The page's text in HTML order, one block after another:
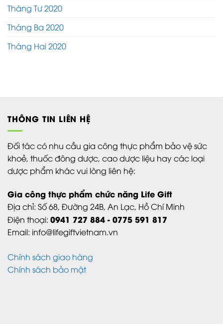
Tháng Tư 2020
Tháng Ba 2020
Tháng Hai 2020
THÔNG TIN LIÊN HỆ
Đối tác có nhu cầu gia công thực phẩm bảo vệ sức
khoẻ, thuốc đông dược, cao dược liệu hay các loại
dược phẩm khác vui lòng liên hệ:
Gia công thực phẩm chức năng Life Gift
Địa chỉ: Số 68, Đường 24B, An Lạc, Hồ Chí Minh
Điện thoại: 0941 727 884 - 0775 591 817
Email: info@lifegiftvietnam.vn
Chính sách giao hàng
Chính sách bảo mật